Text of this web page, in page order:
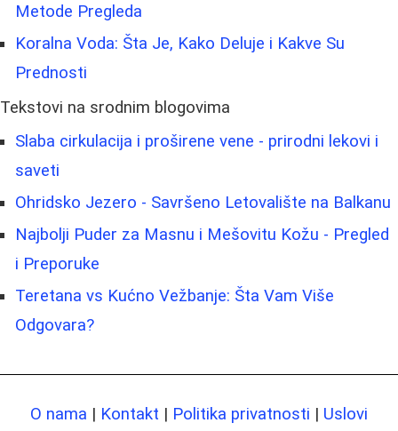
Metode Pregleda
Koralna Voda: Šta Je, Kako Deluje i Kakve Su
Prednosti
Tekstovi na srodnim blogovima
Slaba cirkulacija i proširene vene - prirodni lekovi i
saveti
Ohridsko Jezero - Savršeno Letovalište na Balkanu
Najbolji Puder za Masnu i Mešovitu Kožu - Pregled
i Preporuke
Teretana vs Kućno Vežbanje: Šta Vam Više
Odgovara?
O nama | Kontakt | Politika privatnosti | Uslovi